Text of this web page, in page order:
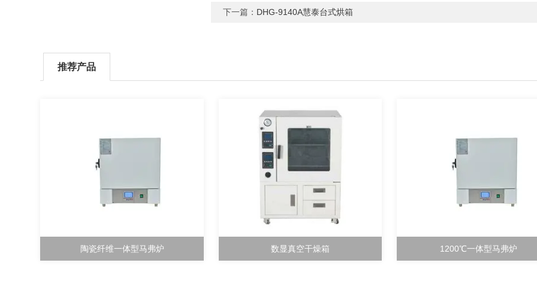
下一篇： DHG-9140A慧泰台式烘箱
推荐产品
陶瓷纤维一体型马弗炉 数显真空干燥箱 1200℃一体型马弗炉